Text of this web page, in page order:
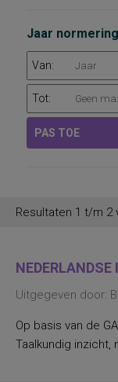
Jaar normering
Van:
Tot:
PAS TOE
Resultaten 1 t/m 2
Uitgegeven door:
Op basis van de
Taalkundig